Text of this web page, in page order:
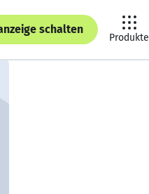
schalten
Produkte